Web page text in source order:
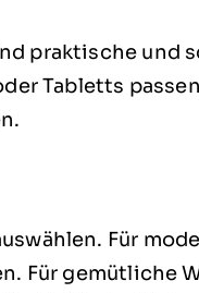
praktische und
Tabletts
Für
Für gemütliche